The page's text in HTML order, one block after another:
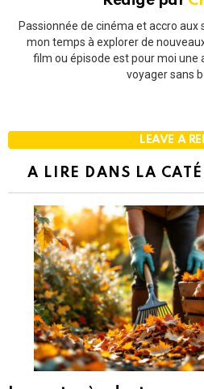
Passionnée de cinéma et accro aux
mon temps à explorer de
film ou épisode est pour moi une
voyager sans
LEAVE A
A LIRE DANS LA